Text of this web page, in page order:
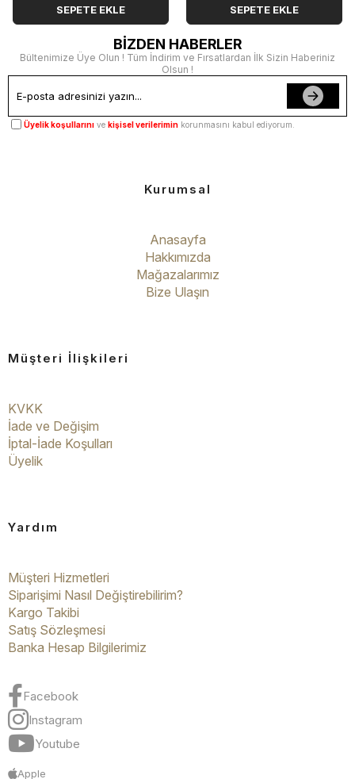
SEPETE EKLE SEPETE EKLE
BİZDEN HABERLER
Bültenimize Üye Olun ! Tüm İndirim ve Fırsatlardan İlk Sizin Haberiniz
Olsun !
Üyelik koşullarını ve kişisel verilerimin korunmasını kabul ediyorum.
Kurumsal
Anasayfa
Hakkımızda
Mağazalarımız
Bize Ulaşın
Müşteri İlişkileri
KVKK
İade ve Değişim
İptal-İade Koşulları
Üyelik
Yardım
Müşteri Hizmetleri
Siparişimi Nasıl Değiştirebilirim?
Kargo Takibi
Satış Sözleşmesi
Banka Hesap Bilgilerimiz
Facebook
Instagram
Youtube
Apple